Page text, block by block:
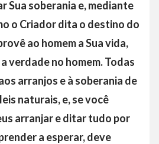
Sua soberania e, mediante
o Criador dita o destino do
ao homem a Sua vida,
verdade no homem. Todas
arranjos e à soberania de
naturais, e, se você
arranjar e ditar tudo por
a esperar, deve